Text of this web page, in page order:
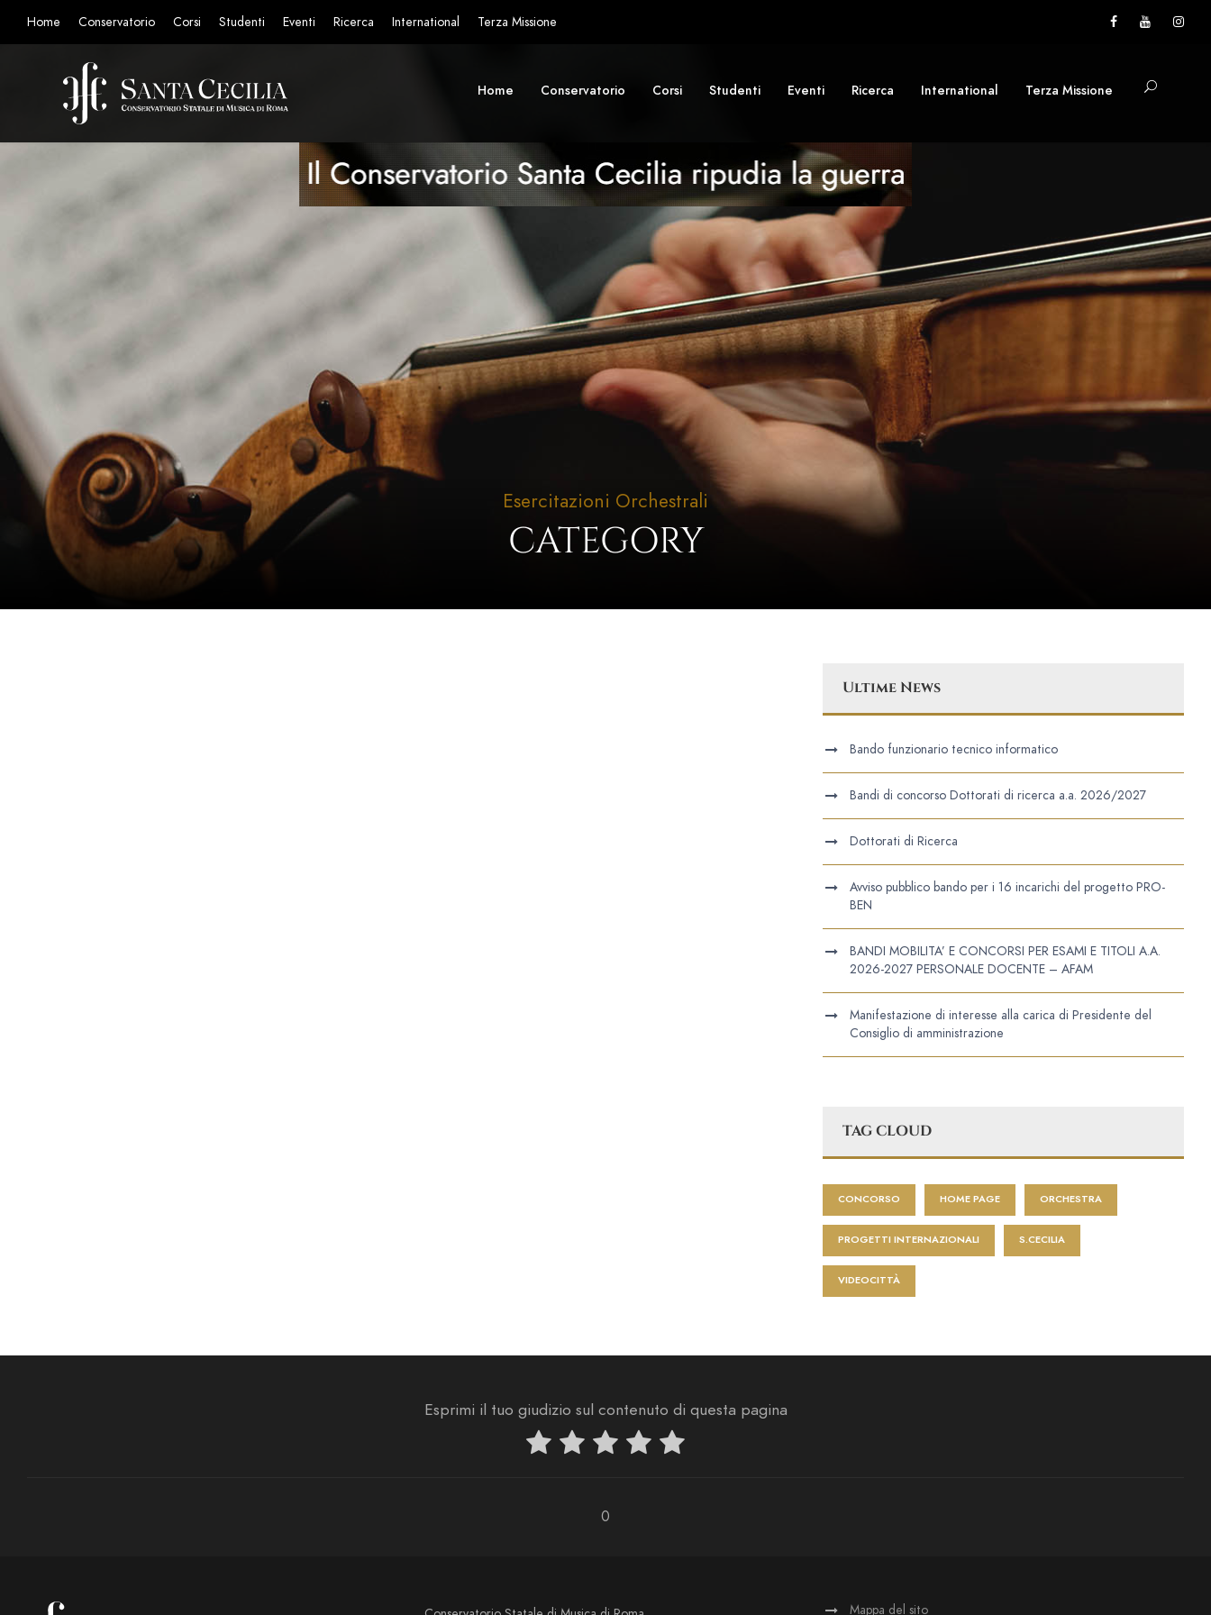
Home Conservatorio Corsi Studenti Eventi Ricerca International Terza Missione
Home Conservatorio Corsi Studenti Eventi Ricerca International Terza Missione
Esercitazioni Orchestrali
CATEGORY
Ultime News
Bando funzionario tecnico informatico
Bandi di concorso Dottorati di ricerca a.a. 2026/2027
Dottorati di Ricerca
Avviso pubblico bando per i 16 incarichi del progetto PRO-
BEN
BANDI MOBILITA’ E CONCORSI PER ESAMI E TITOLI A.A.
2026-2027 PERSONALE DOCENTE – AFAM
Manifestazione di interesse alla carica di Presidente del
Consiglio di amministrazione
TAG CLOUD
CONCORSO HOME PAGE ORCHESTRA
PROGETTI INTERNAZIONALI S.CECILIA
VIDEOCITTÀ
Esprimi il tuo giudizio sul contenuto di questa pagina
0
Mappa del sito